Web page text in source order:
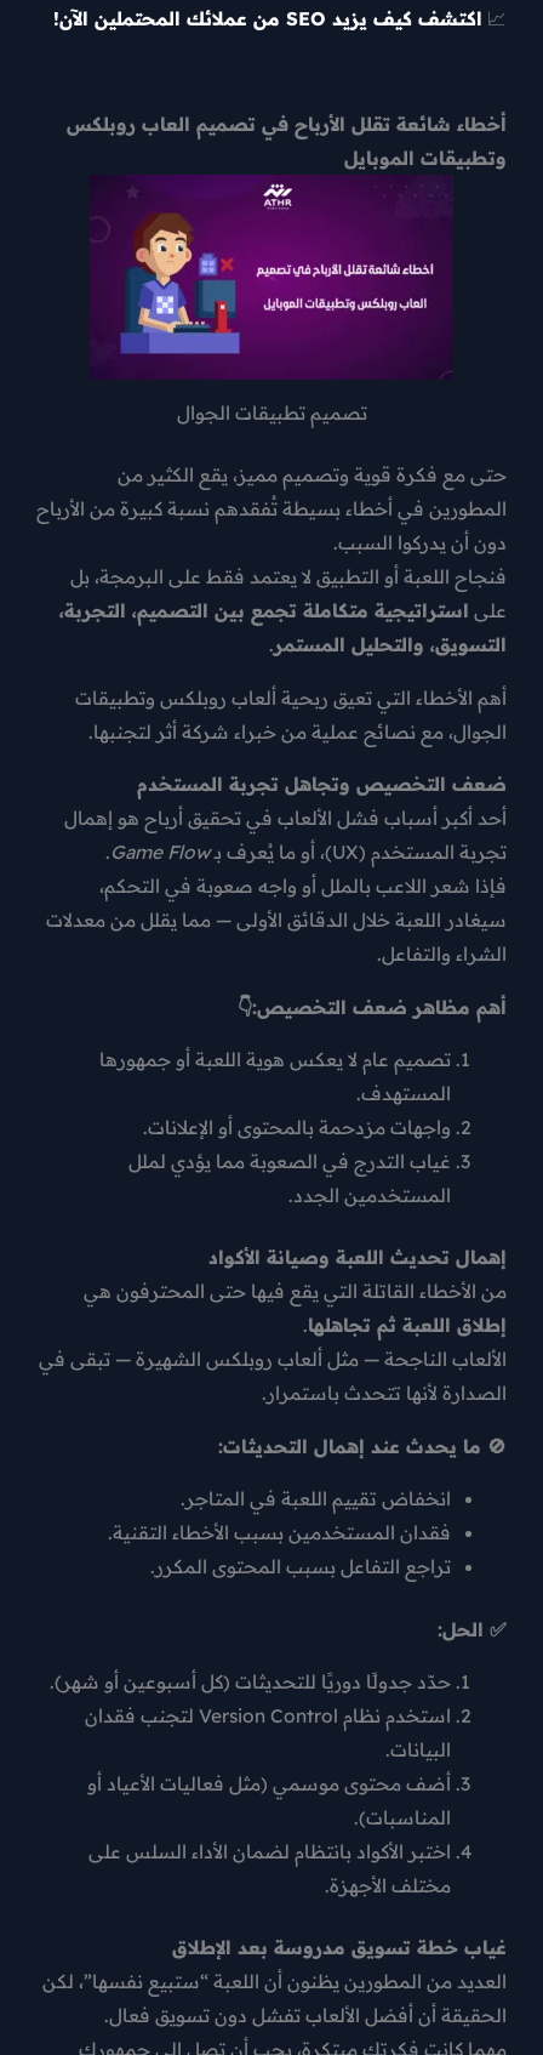
📈 اكتشف كيف يزيد SEO من عملائك المحتملين الآن!
أخطاء شائعة تقلل الأرباح في تصميم العاب روبلكس
وتطبيقات الموبايل
تصميم تطبيقات الجوال
حتى مع فكرة قوية وتصميم مميز، يقع الكثير من
المطورين في أخطاء بسيطة تُفقدهم نسبة كبيرة من الأرباح
دون أن يدركوا السبب.
فنجاح اللعبة أو التطبيق لا يعتمد فقط على البرمجة، بل
على استراتيجية متكاملة تجمع بين التصميم، التجربة،
التسويق، والتحليل المستمر.
أهم الأخطاء التي تعيق ربحية ألعاب روبلكس وتطبيقات
الجوال، مع نصائح عملية من خبراء شركة أثر لتجنبها.
ضعف التخصيص وتجاهل تجربة المستخدم
أحد أكبر أسباب فشل الألعاب في تحقيق أرباح هو إهمال
تجربة المستخدم (UX)
، أو ما يُعرف بـGame Flow
.
فإذا شعر اللاعب بالملل أو واجه صعوبة في التحكم،
سيغادر اللعبة خلال الدقائق الأولى — مما يقلل من معدلات
الشراء والتفاعل.
أهم مظاهر ضعف التخصيص:👇
تصميم عام لا يعكس هوية اللعبة أو جمهورها
المستهدف.
واجهات مزدحمة بالمحتوى أو الإعلانات.
غياب التدرج في الصعوبة مما يؤدي لملل
المستخدمين الجدد.
إهمال تحديث اللعبة وصيانة الأكواد
من الأخطاء القاتلة التي يقع فيها حتى المحترفون هي
إطلاق اللعبة ثم تجاهلها.
الألعاب الناجحة — مثل ألعاب روبلكس الشهيرة — تبقى في
الصدارة لأنها تتحدث باستمرار .
🚫 ما يحدث عند إهمال التحديثات:
انخفاض تقييم اللعبة في المتاجر.
فقدان المستخدمين بسبب الأخطاء التقنية.
تراجع التفاعل بسبب المحتوى المكرر.
✅ الحل:
حدّد جدولًا دوريًا للتحديثات (كل أسبوعين أو شهر).
استخدم نظام Version Control لتجنب فقدان
البيانات.
أضف محتوى موسمي (مثل فعاليات الأعياد أو
المناسبات).
اختبر الأكواد بانتظام لضمان الأداء السلس على
مختلف الأجهزة.
غياب خطة تسويق مدروسة بعد الإطلاق
العديد من المطورين يظنون أن اللعبة “ستبيع نفسها”، لكن
الحقيقة أن أفضل الألعاب تفشل دون تسويق فعال.
مهما كانت فكرتك مبتكرة، يجب أن تصل إلى جمهورك